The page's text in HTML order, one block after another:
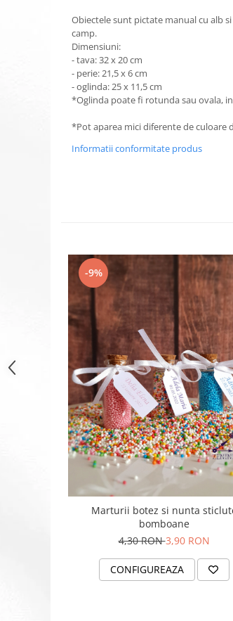
Obiectele sunt pictate manual cu alb
camp.
Dimensiuni:
- tava: 32 x 20 cm
- perie: 21,5 x 6 cm
- oglinda: 25 x 11,5 cm
*Oglinda poate fi rotunda sau ovala,
*Pot aparea mici diferente de
Informatii conformitate produs
-9%
Marturii botez si nunta
bomboane
4,30 RON3,90 RON
CONFIGUREAZA